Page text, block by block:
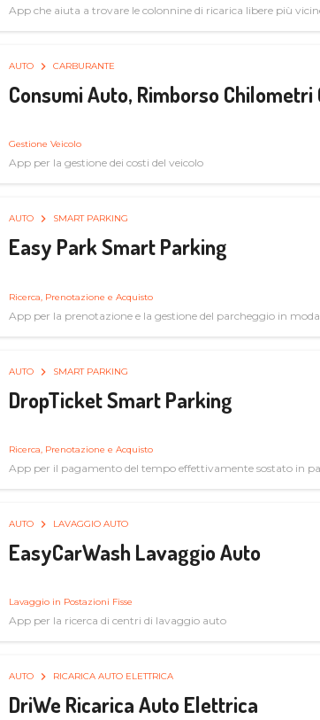
App che aiuta a trovare le colonnine di ricarica libere più
AUTO CARBURANTE
Consumi Auto, Rimborso
Gestione Veicolo
App per la gestione dei costi del veicolo
AUTO SMART PARKING
Easy Park Smart Parking
Ricerca, Prenotazione e Acquisto
App per la prenotazione e la gestione del parcheggio in
AUTO SMART PARKING
DropTicket Smart Parking
Ricerca, Prenotazione e Acquisto
App per il pagamento del tempo effettivamente sostato in
AUTO LAVAGGIO AUTO
EasyCarWash Lavaggio Auto
Lavaggio in Postazioni Fisse
App per la ricerca di centri di lavaggio auto
AUTO RICARICA AUTO ELETTRICA
DriWe Ricarica Auto Elettrica